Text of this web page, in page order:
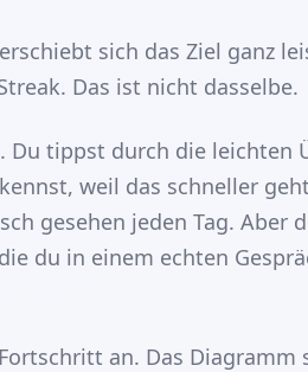
sich das Ziel ganz
Das ist nicht dasselbe.
Du tippst durch die leichten
weil das schneller
gesehen jeden Tag. Aber
du in einem echten
an. Das Diagramm